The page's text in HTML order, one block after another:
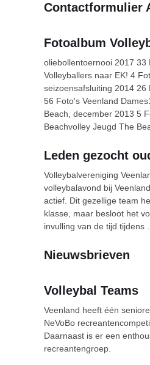
Contactformulier
Fotoalbum
oliebollentoernooi 2017
Volleyballers naar EK! 4
seizoensafsluiting 2014
56 Foto's Veenland
Beach, december 2013 5
Beachvolley Jeugd The
Leden gezocht
Volleybalvereniging
volleybalavond bij
actief. Dit gezellige team
klasse, maar besloot het
invulling van de tijd tijdens
Nieuwsbrieven
Volleybal Teams
Veenland heeft één
NeVoBo
Daarnaast is er een
recreantengroep.